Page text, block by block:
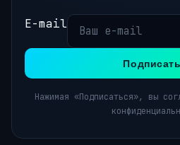
E-mail
Нажимая «Подписаться», вы